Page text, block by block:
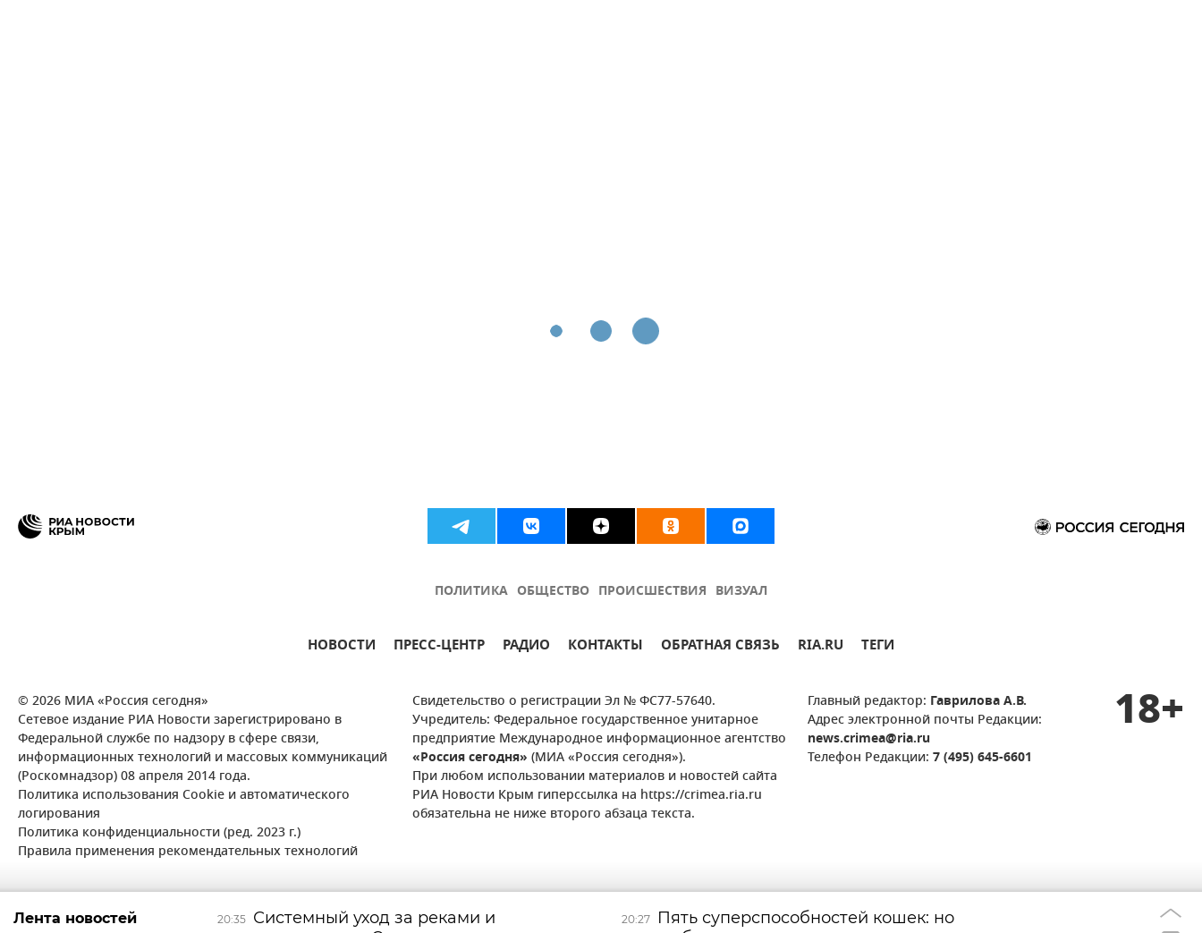
ПОЛИТИКА ОБЩЕСТВО ПРОИСШЕСТВИЯ ВИЗУАЛ
НОВОСТИ ПРЕСС-ЦЕНТР РАДИО КОНТАКТЫ ОБРАТНАЯ СВЯЗЬ RIA.RU ТЕГИ
© 2026 МИА «Россия сегодня»
Сетевое издание РИА Новости зарегистрировано в
Федеральной службе по надзору в сфере связи,
информационных технологий и массовых коммуникаций
(Роскомнадзор) 08 апреля 2014 года.
Политика использования Cookie и автоматического
логирования
Политика конфиденциальности (ред. 2023 г.)
Правила применения рекомендательных технологий
Свидетельство о регистрации Эл № ФС77-57640.
Учредитель: Федеральное государственное унитарное
предприятие Международное информационное агентство
«Россия сегодня» (МИА «Россия сегодня»).
При любом использовании материалов и новостей сайта
РИА Новости Крым гиперссылка на https://crimea.ria.ru
обязательна не ниже второго абзаца текста.
Главный редактор: Гаврилова А.В.
Адрес электронной почты Редакции:
news.crimea@ria.ru
Телефон Редакции: 7 (495) 645-6601
18+
20:35
Системный уход за реками и
20:27
Пять суперспособностей кошек: но
Вина
Лента новостей